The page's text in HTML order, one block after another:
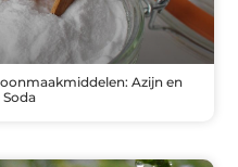
Azijn en